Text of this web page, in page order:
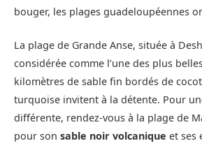
bouger, les plages guadeloupéennes
La plage de Grande Anse, située à
considérée comme l’une des plus
kilomètres de sable fin bordés de
turquoise invitent à la détente. Pour
différente, rendez-vous à la plage de
pour son sable noir volcanique et ses